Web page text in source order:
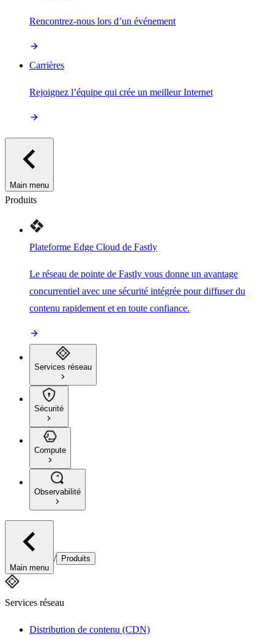
Rencontrez-nous lors d’un événement
Carrières
Rejoignez l’équipe qui crée un meilleur Internet
Main menu
Produits
Plateforme Edge Cloud de Fastly
Le réseau de pointe de Fastly vous donne un avantage
concurrentiel avec une sécurité intégrée pour diffuser du
contenu rapidement et en toute confiance.
Services réseau
Sécurité
Compute
Observabilité
Main menu
/ Produits
Services réseau
Distribution de contenu (CDN)